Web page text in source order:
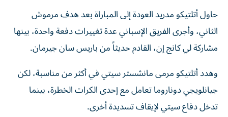
حاول أتلتيكو مدريد العودة إلى المباراة بعد هدف مرموش
الثاني، وأجرى الفريق الإسباني عدة تغييرات دفعة واحدة، بينها
مشاركة لي كانج إن، القادم حديثاً من باريس سان جيرمان.
وهدد أتلتيكو مرمى مانشستر سيتي في أكثر من مناسبة، لكن
جيانلويجي دوناروما تعامل مع إحدى الكرات الخطرة، بينما
تدخل دفاع سيتي لإيقاف تسديدة أخرى.